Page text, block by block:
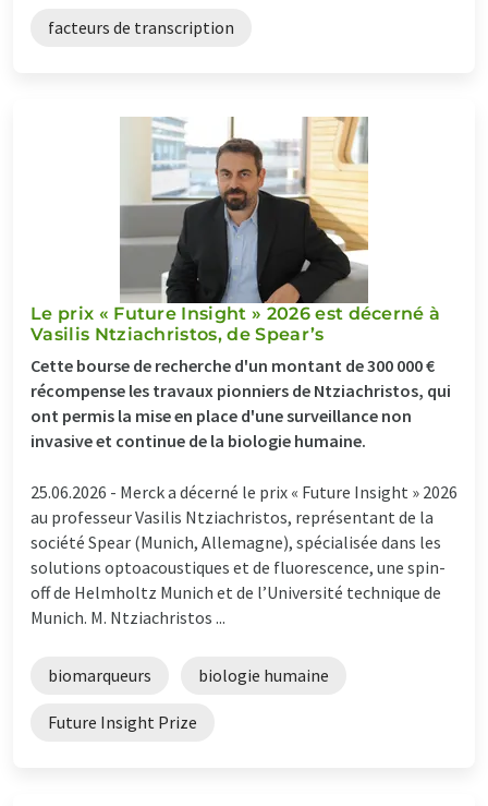
facteurs de transcription
Le prix « Future Insight » 2026 est décerné à
Vasilis Ntziachristos, de Spear’s
Cette bourse de recherche d'un montant de 300 000 €
récompense les travaux pionniers de Ntziachristos, qui
ont permis la mise en place d'une surveillance non
invasive et continue de la biologie humaine.
25.06.2026 - Merck a décerné le prix « Future Insight » 2026
au professeur Vasilis Ntziachristos, représentant de la
société Spear (Munich, Allemagne), spécialisée dans les
solutions optoacoustiques et de fluorescence, une spin-
off de Helmholtz Munich et de l’Université technique de
Munich. M. Ntziachristos ...
biomarqueurs biologie humaine
Future Insight Prize